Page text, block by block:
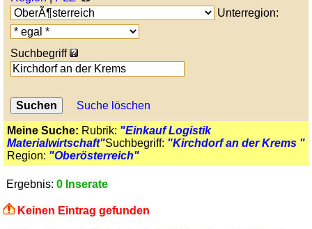
Unterregion:
Suchbegriff
Suche löschen
Meine Suche: Rubrik: "Einkauf Logistik
Materialwirtschaft"Suchbegriff: "Kirchdorf an der Krems "
Region: "Oberösterreich"
Ergebnis: 0 Inserate
Keinen Eintrag gefunden